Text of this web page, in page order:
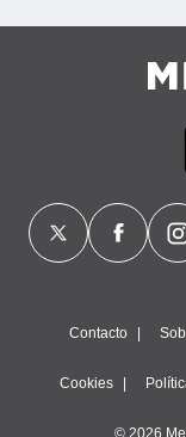
Contacto
Cookies
© 2026